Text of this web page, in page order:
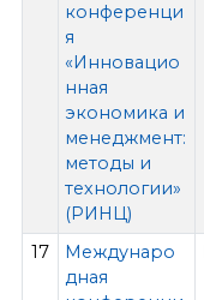
конференци
я
«Инновацио
нная
экономика и
менеджмент:
методы и
технологии»
(РИНЦ)
17
Междунаро
дная